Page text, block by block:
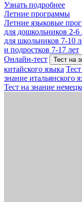
Узнать подробнее
Летние программы
Летние языковые
для дошкольников 2-6
для школьников 7-10
и подростков 7-17 лет
Онлайн-тест
Тест на
китайского языка
знание итальянского
Тест на знание